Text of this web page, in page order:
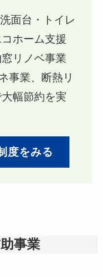
面台・トイレ
ホーム支援
リノベ事業
事業、断熱リ
幅節約を実
度をみる
事業